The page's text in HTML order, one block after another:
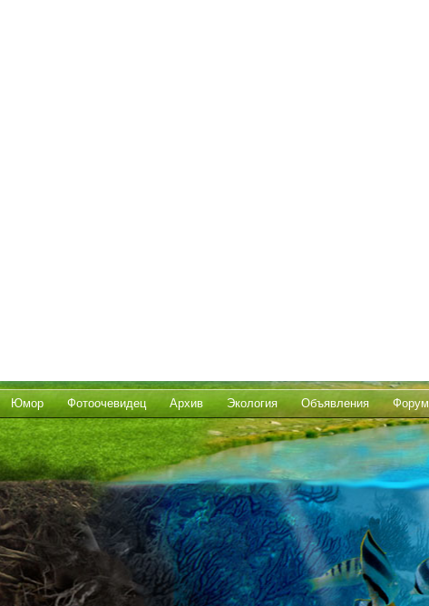
Юмор Фотоочевидец Архив Экология Объявления Форум